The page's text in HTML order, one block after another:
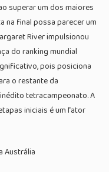
superar um dos maiores
na final possa parecer um
River impulsionou
do ranking mundial
pois posiciona
o restante da
tetracampeonato. A
iniciais é um fator
Austrália